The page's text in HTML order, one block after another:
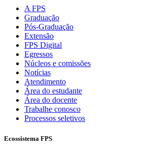
A FPS
Graduação
Pós-Graduação
Extensão
FPS Digital
Egressos
Núcleos e comissões
Notícias
Atendimento
Área do estudante
Área do docente
Trabalhe conosco
Processos seletivos
Ecossistema FPS